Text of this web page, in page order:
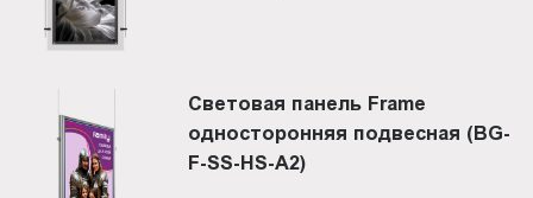
Световая панель Frame
односторонняя подвесная (BG-
F-SS-HS-A2)